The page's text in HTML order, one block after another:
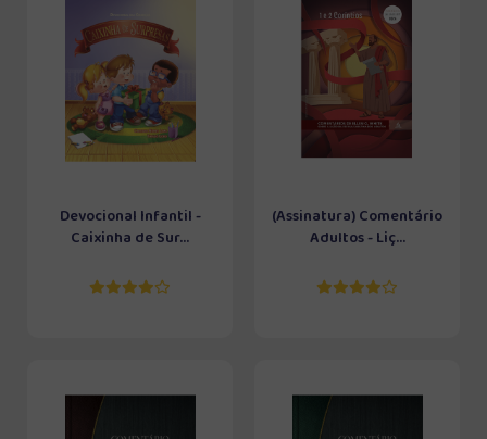
Devocional Infantil -
Caixinha de Sur...
(Assinatura) Comentário
Adultos - Liç...